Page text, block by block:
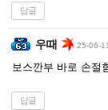
답글
우때 25-06-
보스깐부 바로 손절
답글